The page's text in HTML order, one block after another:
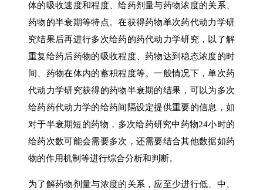
体的吸收速度和程度、给药剂量与药物浓度的关系、
药物的半衰期等特点。在获得药物单次药代动力学研
究结果后再进行多次给药的药代动力学研究，以了解
重复给药后药物的吸收程度、药物达到稳态浓度的时
间、药物在体内的蓄积程度等。一般情况下，单次药
代动力学研究获得的药物半衰期的结果，可以为多次
给药药代动力学的给药间隔设定提供重要的信息，如
对于半衰期短的药物，多次给药研究中药物24小时的
给药次数可能会需要多次，还需要结合其他数据如药
物的作用机制等进行综合分析和判断。
为了解药物剂量与浓度的关系，应至少进行低、中、